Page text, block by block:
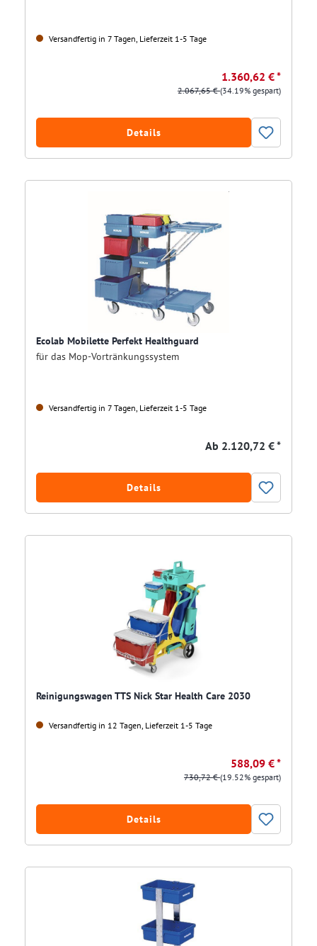
Versandfertig in 7 Tagen, Lieferzeit 1-5 Tage
1.360,62 € *
2.067,65 €(34.19% gespart)
Details
Ecolab Mobilette Perfekt Healthguard
für das Mop-Vortränkungssystem
Versandfertig in 7 Tagen, Lieferzeit 1-5 Tage
Ab 2.120,72 € *
Details
Reinigungswagen TTS Nick Star Health Care 2030
Versandfertig in 12 Tagen, Lieferzeit 1-5 Tage
588,09 € *
730,72 €(19.52% gespart)
Details